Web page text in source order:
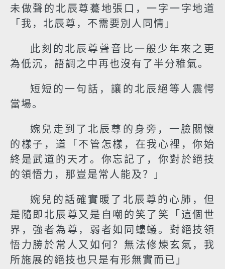
未做聲的北辰尊驀地張口，一字一字地道
「我，北辰尊，不需要別人同情」
此刻的北辰尊聲音比一般少年來之更
為低沉，語調之中再也沒有了半分稚氣。
短短的一句話，讓的北辰絕等人震愕
當場。
婉兒走到了北辰尊的身旁，一臉關懷
的樣子，道「不管怎樣，在我心裡，你始
終是武道的天才。你忘記了，你對於絕技
的領悟力，那豈是常人能及？」
婉兒的話確實暖了北辰尊的心肺，但
是隨即北辰尊又是自嘲的笑了笑「這個世
界，強者為尊，弱者如同螻蟻。對絕技領
悟力勝於常人又如何？無法修煉玄氣，我
所施展的絕技也只是有形無實而已」